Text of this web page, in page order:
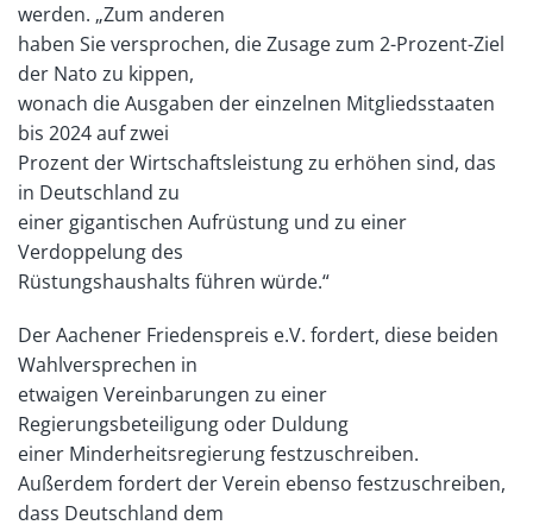
werden. „Zum anderen
haben Sie versprochen, die Zusage zum 2-Prozent-Ziel
der Nato zu kippen,
wonach die Ausgaben der einzelnen Mitgliedsstaaten
bis 2024 auf zwei
Prozent der Wirtschaftsleistung zu erhöhen sind, das
in Deutschland zu
einer gigantischen Aufrüstung und zu einer
Verdoppelung des
Rüstungshaushalts führen würde.“
Der Aachener Friedenspreis e.V. fordert, diese beiden
Wahlversprechen in
etwaigen Vereinbarungen zu einer
Regierungsbeteiligung oder Duldung
einer Minderheitsregierung festzuschreiben.
Außerdem fordert der Verein ebenso festzuschreiben,
dass Deutschland dem